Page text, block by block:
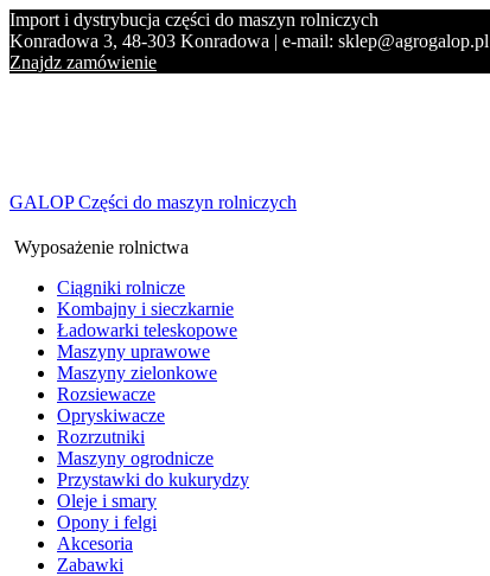
Import i dystrybucja części do maszyn rolniczych
Konradowa 3, 48-303 Konradowa | e-mail: sklep@agrogalop.pl
Znajdz zamówienie
GALOP Części do maszyn rolniczych
Wyposażenie rolnictwa
Ciągniki rolnicze
Kombajny i sieczkarnie
Ładowarki teleskopowe
Maszyny uprawowe
Maszyny zielonkowe
Rozsiewacze
Opryskiwacze
Rozrzutniki
Maszyny ogrodnicze
Przystawki do kukurydzy
Oleje i smary
Opony i felgi
Akcesoria
Zabawki